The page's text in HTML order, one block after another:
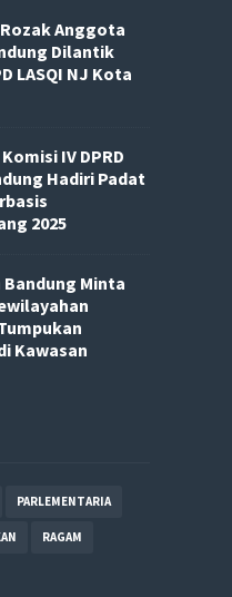
Rozak Anggota
Dilantik
LASQI NJ Kota
IV DPRD
Hadiri Padat
2025
Minta
Kawasan
PARLEMENTARIA
RAGAM